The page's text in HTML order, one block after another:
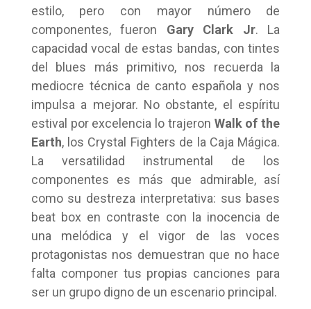
estilo, pero con mayor número de
componentes, fueron Gary Clark Jr. La
capacidad vocal de estas bandas, con tintes
del blues más primitivo, nos recuerda la
mediocre técnica de canto española y nos
impulsa a mejorar. No obstante, el espíritu
estival por excelencia lo trajeron Walk of the
Earth, los Crystal Fighters de la Caja Mágica.
La versatilidad instrumental de los
componentes es más que admirable, así
como su destreza interpretativa: sus bases
beat box en contraste con la inocencia de
una melódica y el vigor de las voces
protagonistas nos demuestran que no hace
falta componer tus propias canciones para
ser un grupo digno de un escenario principal.